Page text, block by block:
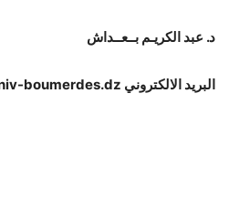
د. عبد الكريـم بــعــداش
البريد الالكتروني a.badache@univ-boumerdes.dz